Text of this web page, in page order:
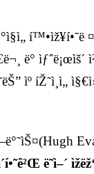
í™•ìž¥í•˜ë
ìƒˆë¡œìš´
ìº íŽ˜ì¸ì„
ë˜ì–´